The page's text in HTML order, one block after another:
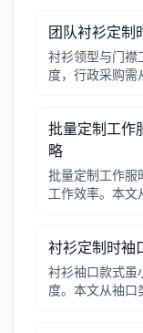
团队衬衫定制
衬衫领型与门襟
度，行政采购需
批量定制工作
略
批量定制工作服
工作效率。本文
衬衫定制时袖
衬衫袖口款式虽
度。本文从袖口